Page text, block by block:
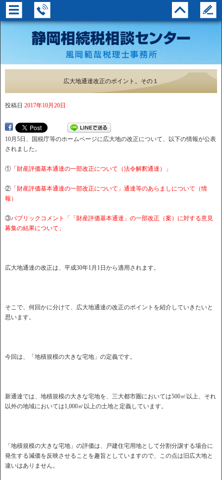
広大地通達改正のポイント。その１
投稿日 2017年10月20日
10月5日、国税庁等のホームページに広大地の改正について、以下の情報が公表
されました。
① 「財産評価基本通達の一部改正について（法令解釈通達）」
② 「財産評価基本通達の一部改正について」通達等のあらましについて（情
報）
③パブリックコメント「「財産評価基本通達」の一部改正（案）に対する意見
募集の結果について」
広大地通達の改正は、平成30年1月1日から適用されます。
そこで、何回かに分けて、広大地通達の改正のポイントを紹介していきたいと
思います。
今回は、「地積規模の大きな宅地」の定義です。
新通達では、地積規模の大きな宅地を、三大都市圏においては500㎡以上、それ
以外の地域においては1,000㎡以上の土地と定義しています。
「地積規模の大きな宅地」の評価は、戸建住宅用地として分割分譲する場合に
発生する減価を反映させることを趣旨としていますので、この点は旧広大地と
違いはありません。